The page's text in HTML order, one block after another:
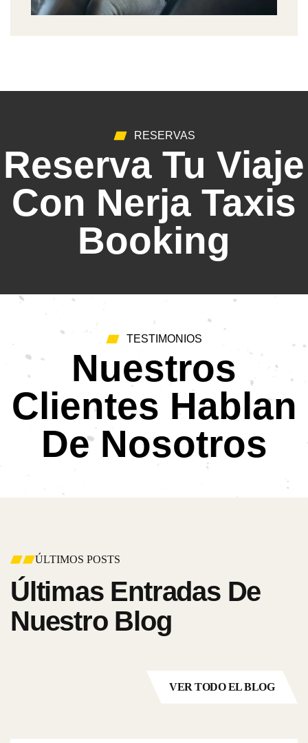
RESERVAS
Reserva Tu Viaje
Con Nerja Taxis
Booking
TESTIMONIOS
Nuestros
Clientes Hablan
De Nosotros
ÚLTIMOS POSTS
Últimas Entradas De
Nuestro Blog
VER TODO EL BLOG